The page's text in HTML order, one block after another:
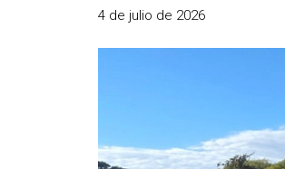
4 de julio de 2026